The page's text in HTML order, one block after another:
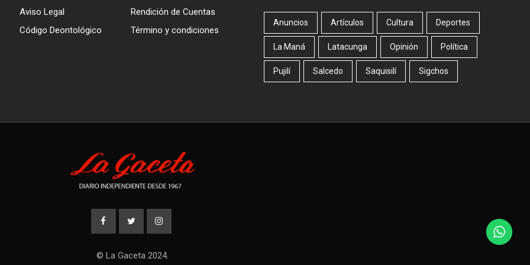
Aviso Legal
Rendición de Cuentas
Código Deontológico
Término y condiciones
Anuncios Artículos Cultura Deportes
La Maná Latacunga Opinión Política
Pujilí Salcedo Saquisilí Sigchos
© La Gaceta 2024.